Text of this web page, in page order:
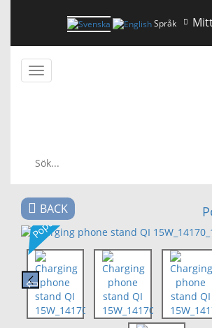
Språk
Växla
navigering
BACK
Populär